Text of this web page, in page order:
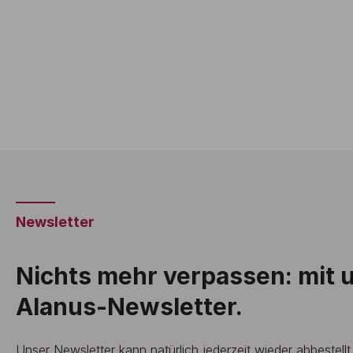
Newsletter
Nichts mehr verpassen: mit
Alanus-Newsletter.
Unser Newsletter kann natürlich jederzeit wieder abbestellt